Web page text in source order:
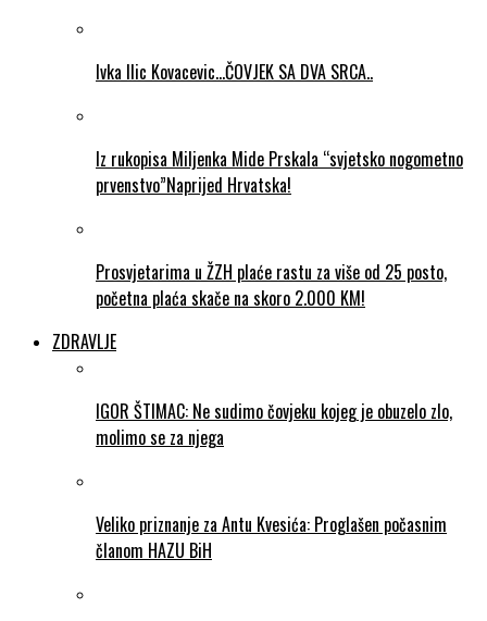
Ivka Ilic Kovacevic…ČOVJEK SA DVA SRCA..
Iz rukopisa Miljenka Mide Prskala “svjetsko nogometno
prvenstvo”Naprijed Hrvatska!
Prosvjetarima u ŽZH plaće rastu za više od 25 posto,
početna plaća skače na skoro 2.000 KM!
ZDRAVLJE
IGOR ŠTIMAC: Ne sudimo čovjeku kojeg je obuzelo zlo,
molimo se za njega
Veliko priznanje za Antu Kvesića: Proglašen počasnim
članom HAZU BiH